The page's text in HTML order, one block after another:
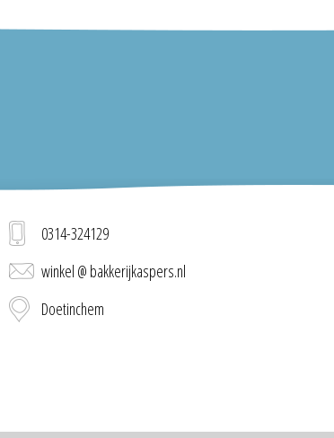
0314-324129
winkel @ bakkerijkaspers.nl
Doetinchem